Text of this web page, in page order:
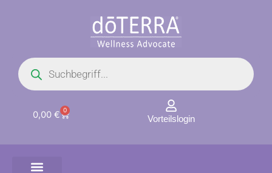
Products
search
0,00 € 0
Warenkorb Vorteilslogin